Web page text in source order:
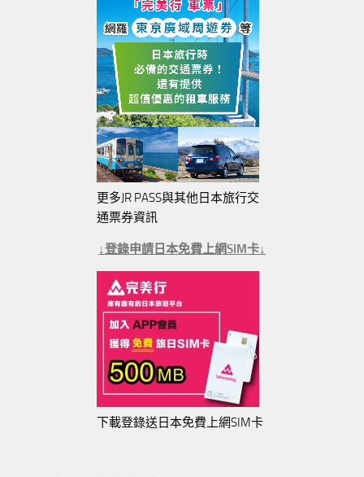
更多JR PASS與其他日本旅行交
通票券資訊
↓登錄申請日本免費上網SIM卡↓
下載登錄送日本免費上網SIM卡